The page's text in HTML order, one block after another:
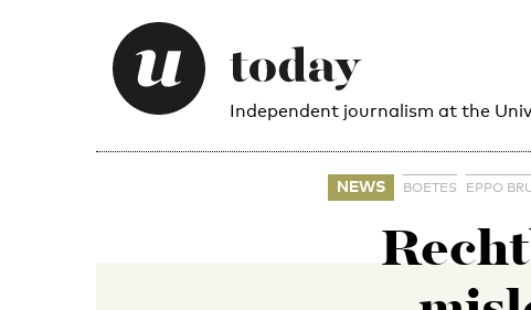
Independent journalism at the
NEWS BOETES EPPO